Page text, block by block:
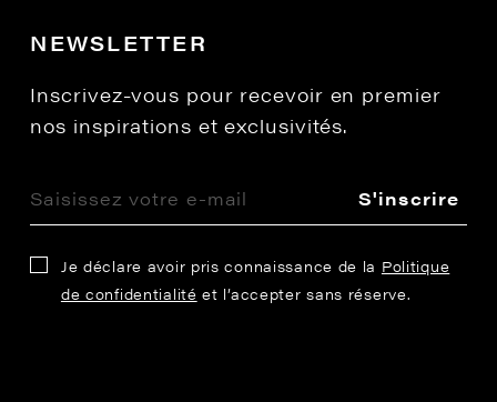
NEWSLETTER
Inscrivez-vous pour recevoir en premier
nos inspirations et exclusivités.
S'inscrire
Je déclare avoir pris connaissance de la Politique
de confidentialité et l’accepter sans réserve.